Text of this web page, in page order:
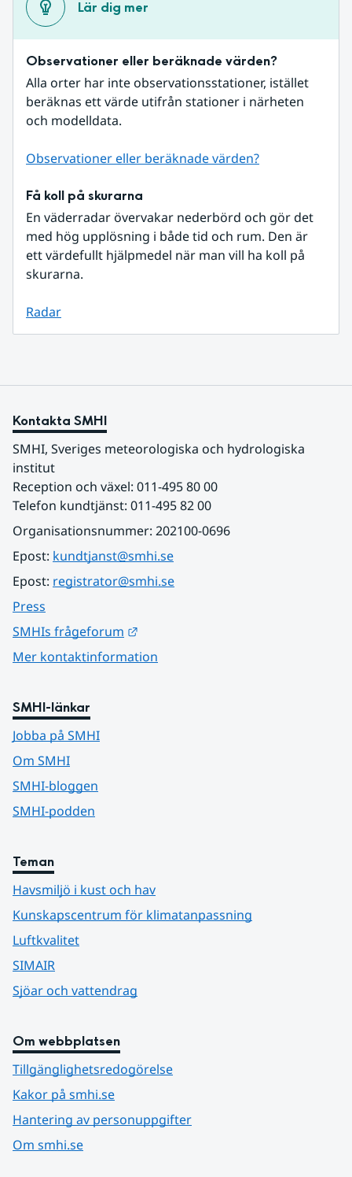
Lär dig mer
Observationer eller beräknade värden?
Alla orter har inte observationsstationer, istället
beräknas ett värde utifrån stationer i närheten
och modelldata.
Observationer eller beräknade värden?
Få koll på skurarna
En väderradar övervakar nederbörd och gör det
med hög upplösning i både tid och rum. Den är
ett värdefullt hjälpmedel när man vill ha koll på
skurarna.
Radar
Kontakta SMHI
SMHI, Sveriges meteorologiska och hydrologiska
institut
Reception och växel: 011-495 80 00
Telefon kundtjänst: 011-495 82 00
Organisationsnummer: 202100-0696
Epost: kundtjanst@smhi.se
Epost: registrator@smhi.se
Press
SMHIs frågeforum
Mer kontaktinformation
SMHI-länkar
Jobba på SMHI
Om SMHI
SMHI-bloggen
SMHI-podden
Teman
Havsmiljö i kust och hav
Kunskapscentrum för klimatanpassning
Luftkvalitet
SIMAIR
Sjöar och vattendrag
Om webbplatsen
Tillgänglighetsredogörelse
Kakor på smhi.se
Hantering av personuppgifter
Om smhi.se